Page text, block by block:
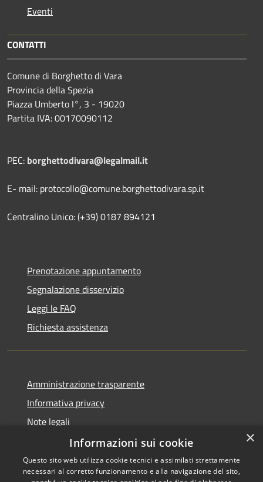
Eventi
CONTATTI
Comune di Borghetto di Vara
Provincia della Spezia
Piazza Umberto I°, 3 - 19020
Partita IVA: 00170090112
PEC: borghettodivara@legalmail.it
E- mail: protocollo@comune.borghettodivara.sp.it
Centralino Unico: (+39) 0187 894121
Prenotazione appuntamento
Segnalazione disservizio
Leggi le FAQ
Richiesta assistenza
Amministrazione trasparente
Informativa privacy
Note legali
Dichiarazione di accessibilità
×
Informazioni sui cookie
Questo sito web utilizza cookie tecnici e assimilati strettamente
necessari al corretto funzionamento e alla navigazione del sito,